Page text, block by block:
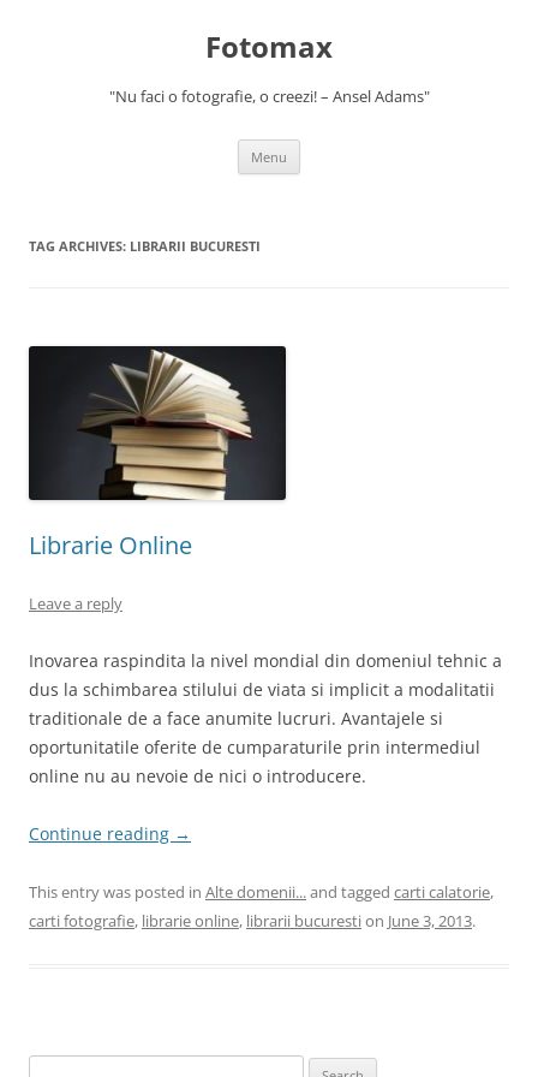
Fotomax
"Nu faci o fotografie, o creezi! – Ansel Adams"
Menu
TAG ARCHIVES: LIBRARII BUCURESTI
Librarie Online
Leave a reply
Inovarea raspindita la nivel mondial din domeniul tehnic a
dus la schimbarea stilului de viata si implicit a modalitatii
traditionale de a face anumite lucruri. Avantajele si
oportunitatile oferite de cumparaturile prin intermediul
online nu au nevoie de nici o introducere.
Continue reading →
This entry was posted in Alte domenii...and tagged carti calatorie,
carti fotografie, librarie online, librarii bucurestion June 3, 2013.